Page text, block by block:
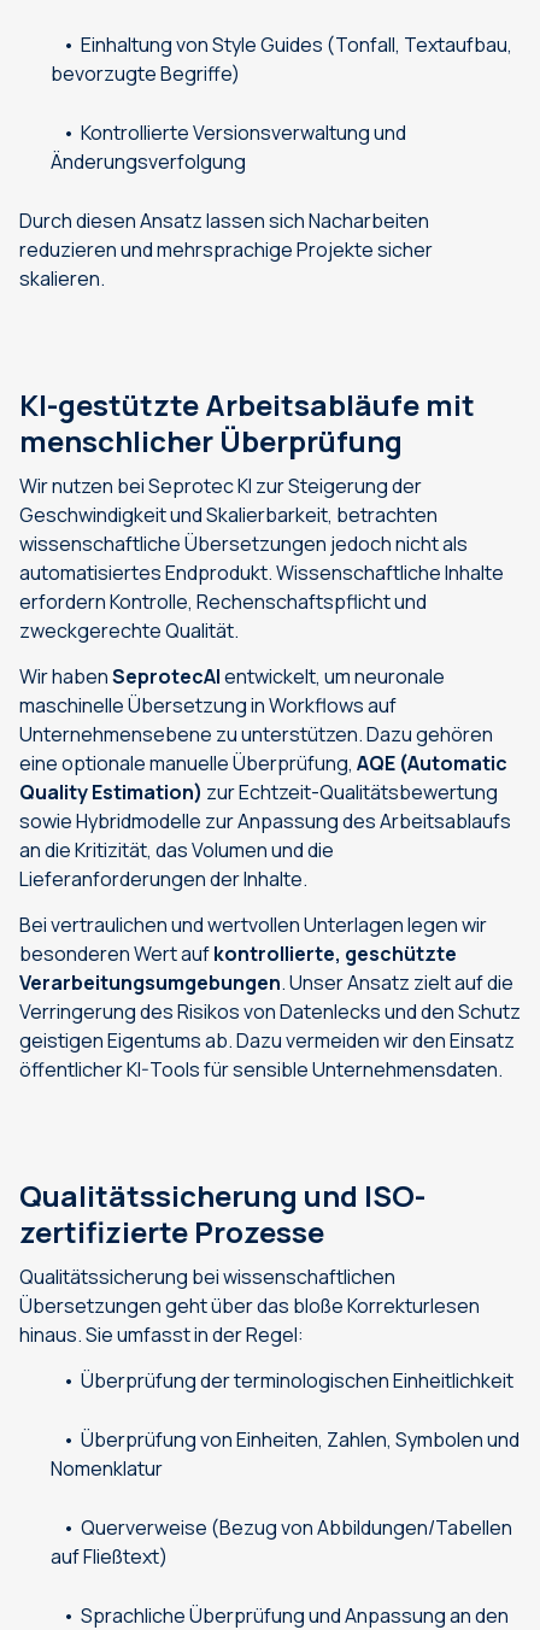
Einhaltung von Style Guides (Tonfall, Textaufbau,
bevorzugte Begriffe)
Kontrollierte Versionsverwaltung und
Änderungsverfolgung
Durch diesen Ansatz lassen sich Nacharbeiten
reduzieren und mehrsprachige Projekte sicher
skalieren.
KI-gestützte Arbeitsabläufe mit
menschlicher Überprüfung
Wir nutzen bei Seprotec KI zur Steigerung der
Geschwindigkeit und Skalierbarkeit, betrachten
wissenschaftliche Übersetzungen jedoch nicht als
automatisiertes Endprodukt. Wissenschaftliche Inhalte
erfordern Kontrolle, Rechenschaftspflicht und
zweckgerechte Qualität.
Wir habenSeprotecAIentwickelt, um neuronale
maschinelle Übersetzung in Workflows auf
Unternehmensebene zu unterstützen. Dazu gehören
eine optionale manuelle Überprüfung, AQE (Automatic
Quality Estimation) zur Echtzeit-Qualitätsbewertung
sowie Hybridmodelle zur Anpassung des Arbeitsablaufs
an die Kritizität, das Volumen und die
Lieferanforderungen der Inhalte.
Bei vertraulichen und wertvollen Unterlagen legen wir
besonderen Wert aufkontrollierte, geschützte
Verarbeitungsumgebungen. Unser Ansatz zielt auf die
Verringerung des Risikos von Datenlecks und den Schutz
geistigen Eigentums ab. Dazu vermeiden wir den Einsatz
öffentlicher KI-Tools für sensible Unternehmensdaten.
Qualitätssicherung und ISO-
zertifizierte Prozesse
Qualitätssicherung bei wissenschaftlichen
Übersetzungen geht über das bloße Korrekturlesen
hinaus. Sie umfasst in der Regel:
Überprüfung der terminologischen Einheitlichkeit
Überprüfung von Einheiten, Zahlen, Symbolen und
Nomenklatur
Querverweise (Bezug von Abbildungen/Tabellen
auf Fließtext)
Sprachliche Überprüfung und Anpassung an den